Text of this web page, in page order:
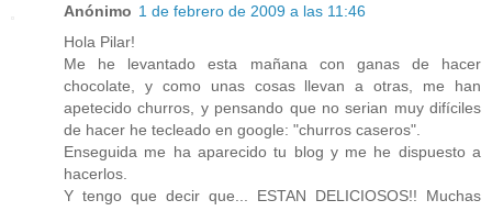
Anónimo 1 de febrero de 2009 a las 11:46
Hola Pilar!
Me he levantado esta mañana con ganas de hacer
chocolate, y como unas cosas llevan a otras, me han
apetecido churros, y pensando que no serian muy difíciles
de hacer he tecleado en google: "churros caseros".
Enseguida me ha aparecido tu blog y me he dispuesto a
hacerlos.
Y tengo que decir que... ESTAN DELICIOSOS!! Muchas